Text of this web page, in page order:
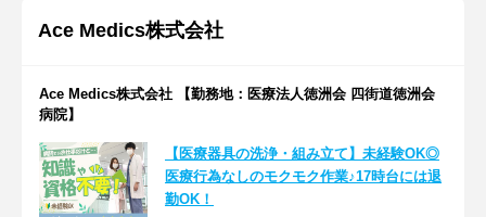
Ace Medics株式会社
Ace Medics株式会社 【勤務地：医療法人徳洲会 四街道徳洲会
病院】
【医療器具の洗浄・組み立て】未経験OK◎
医療行為なしのモクモク作業♪17時台には退
勤OK！